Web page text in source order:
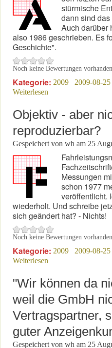
stürmische
dann sind
Auch darüber
also 1986 geschrieben. Es
Geschichte".
Noch keine Bewertungen vorhanden
Kategorie: 2009
2009-08-25
Weiterlesen
Objektiv - aber
reproduzierbar?
Gespeichert von wh am 25
Messungen
schon 1977
veröffentlicht.
wiederholt. Und schreibe
sich geändert hat? - Nichts!
Noch keine Bewertungen vorhanden
Kategorie: 2009
2009-08-25
Weiterlesen
"Wir können da
weil die GmbH
Vertragspartner,
guter
Gespeichert von wh am 25